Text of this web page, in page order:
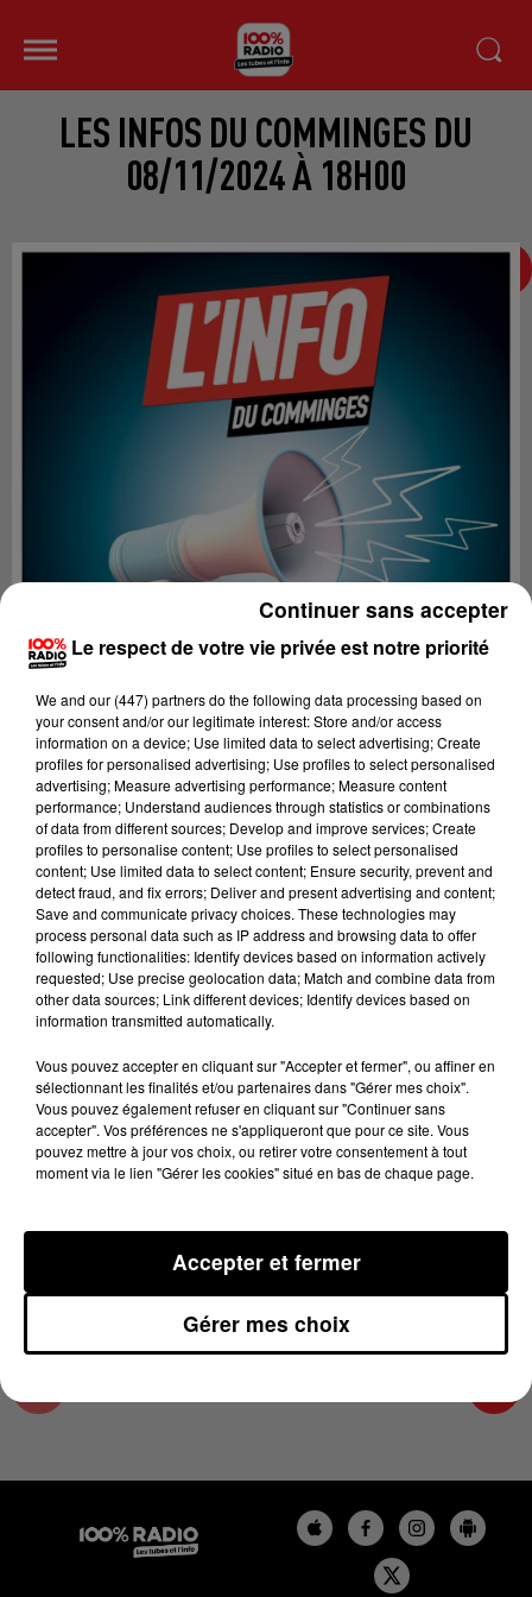
LES INFOS DU COMMINGES DU
08/11/2024 À 18H00
Lecture (4 min 17 sec)
100%
100% Radio les infos du Comminges
8 novembre 2024 - 4 min 17 sec
LES INFOS DU COMMINGES DU 08/11/2024 À
18H00
Podcast infos du Comminges
Le respect de votre vie privée est notre priorité
We and our (447) partnersdo the following data processing based on
your consent and/or our legitimate interest: Store and/or access
information on a device; Use limited data to select advertising; Create
profiles for personalised advertising; Use profiles to select personalised
advertising; Measure advertising performance; Measure content
performance; Understand audiences through statistics or combinations
of data from different sources; Develop and improve services; Create
profiles to personalise content; Use profiles to select personalised
content; Use limited data to select content; Ensure security, prevent and
detect fraud, and fix errors; Deliver and present advertising and content;
Save and communicate privacy choices. These technologies may
process personal data such as IP address and browsing data to offer
following functionalities: Identify devices based on information actively
requested; Use precise geolocation data; Match and combine data from
other data sources; Link different devices; Identify devices based on
information transmitted automatically.
Vous pouvez accepter en cliquant sur "Accepter et fermer", ou affiner en
sélectionnant les finalités et/ou partenaires dans "Gérer mes choix".
Vous pouvez également refuser en cliquant sur "Continuer sans
accepter". Vos préférences ne s'appliqueront que pour ce site. Vous
pouvez mettre à jour vos choix, ou retirer votre consentement à tout
moment via le lien "Gérer les cookies" situé en bas de chaque page.
Gérer mes choix
Accepter et fermer
Continuer sans accepter